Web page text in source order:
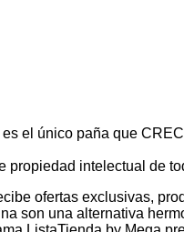
el único paña que
intelectual de
ofertas exclusivas,
son una alternativa